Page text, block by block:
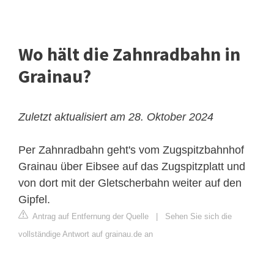
Wo hält die Zahnradbahn in
Grainau?
Zuletzt aktualisiert am 28. Oktober 2024
Per Zahnradbahn geht's vom Zugspitzbahnhof
Grainau über Eibsee auf das Zugspitzplatt und
von dort mit der Gletscherbahn weiter auf den
Gipfel.
Antrag auf Entfernung der Quelle
Sehen Sie sich die
vollständige Antwort auf grainau.de an